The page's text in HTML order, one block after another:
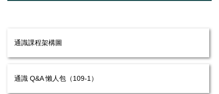
通識課程架構圖
通識 Q&A 懶人包（109-1）